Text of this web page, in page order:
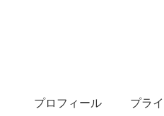
プロフィール